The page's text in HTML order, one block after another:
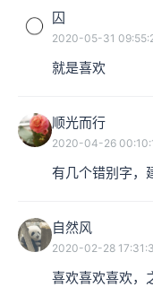
囚
2020-05-31
就是喜欢
顺光而行
2020-04-26
有几个错别字，
自然风
2020-02-28
喜欢喜欢喜欢，